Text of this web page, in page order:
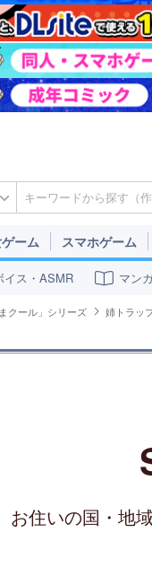
ーム スマホゲーム
イス・ASMR マン
クール」シリーズ 姉トラッ
お住いの国・地